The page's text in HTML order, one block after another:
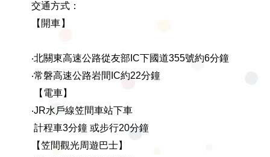
交通方式：
【開車】
‧北關東高速公路從友部IC下國道355號約6分鐘
‧常磐高速公路岩間IC約22分鐘
【電車】
‧JR水戶線笠間車站下車
計程車3分鐘 或步行20分鐘
【笠間觀光周遊巴士】